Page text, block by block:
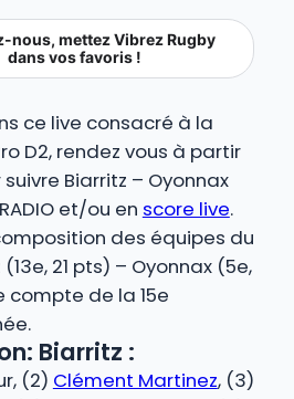
nous, mettez Vibrez Rugby
dans vos favoris !
ce live consacré à la
D2, rendez vous à partir
suivre Biarritz – Oyonnax
et/ou en score live.
des équipes du
21 pts) – Oyonnax (5e,
compte de la 15e
Biarritz :
(2) Clément Martinez, (3)